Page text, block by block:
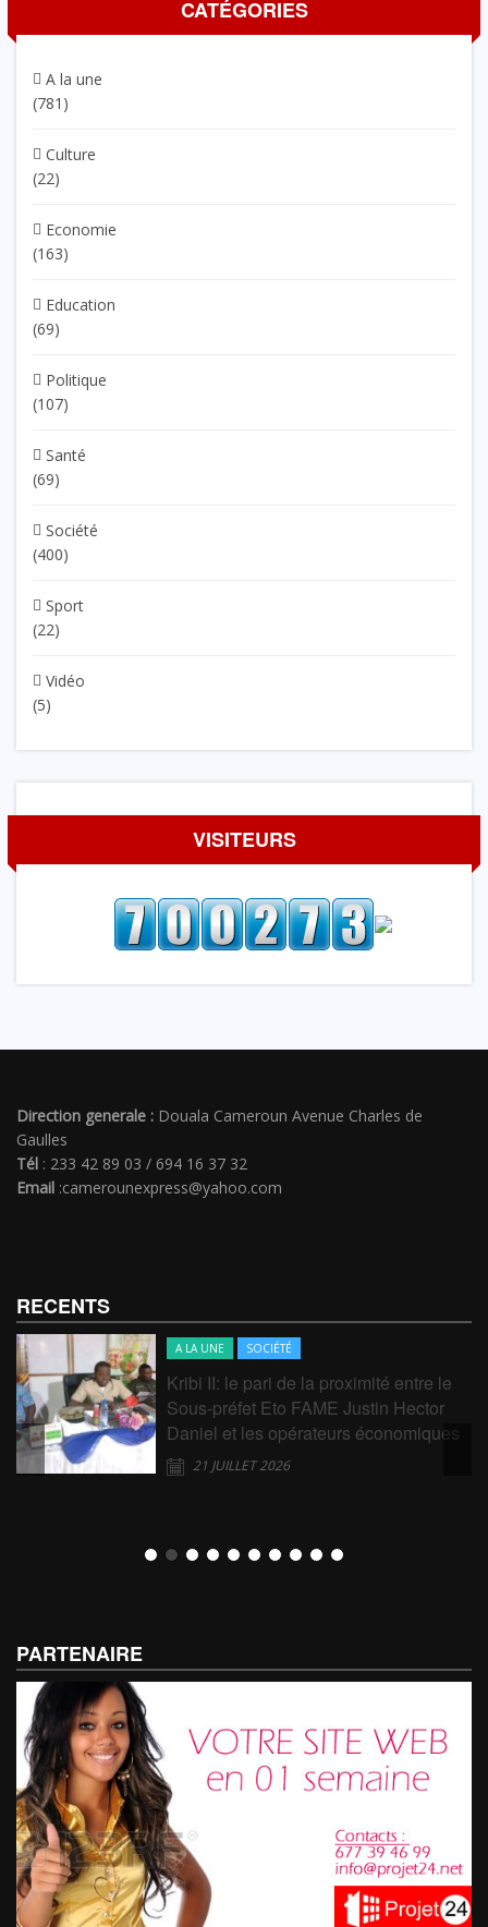
CATÉGORIES
A la une
(781)
Culture
(22)
Economie
(163)
Education
(69)
Politique
(107)
Santé
(69)
Société
(400)
Sport
(22)
Vidéo
(5)
VISITEURS
Direction generale : Douala Cameroun Avenue Charles de
Gaulles
Tél : 233 42 89 03 / 694 16 37 32
Email :camerounexpress@yahoo.com
RECENTS
A LA UNE SOCIÉTÉ
Kribi II: le pari de la proximité entre le
Sous-préfet Eto FAME Justin Hector
Daniel et les opérateurs économiques
21 JUILLET 2026
PARTENAIRE